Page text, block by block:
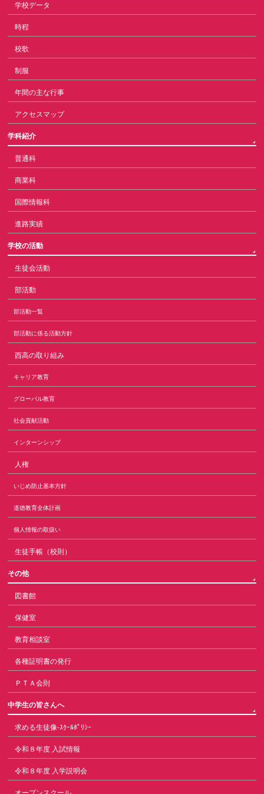
学校データ
時程
校歌
制服
年間の主な行事
アクセスマップ
学科紹介
普通科
商業科
国際情報科
進路実績
学校の活動
生徒会活動
部活動
部活動一覧
部活動に係る活動方針
西高の取り組み
キャリア教育
グローバル教育
社会貢献活動
インターンシップ
人権
いじめ防止基本方針
道徳教育全体計画
個人情報の取扱い
生徒手帳（校則）
その他
図書館
保健室
教育相談室
各種証明書の発行
ＰＴＡ会則
中学生の皆さんへ
求める生徒像-ｽｸｰﾙﾎﾟﾘｼｰ
令和８年度 入試情報
令和８年度 入学説明会